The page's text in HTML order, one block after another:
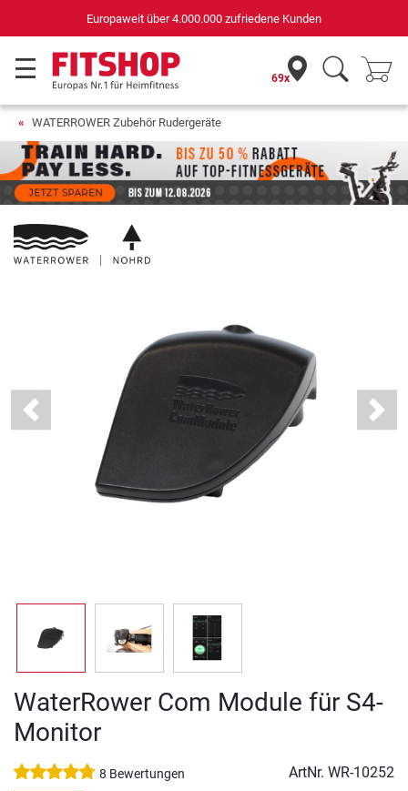
für Sportgeräte (n-tv+DISQ 2016-2024)
69x
WATERROWER Zubehör Rudergeräte
Previous Next
WaterRower Com Module für S4-
Monitor
8 Bewertungen ArtNr. WR-10252